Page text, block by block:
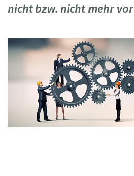
nicht bzw. nicht mehr